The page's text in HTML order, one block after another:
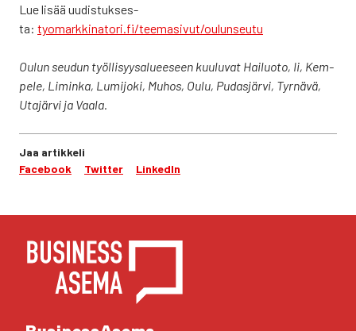
Lue lisää uudis­tuk­ses­
ta: tyomarkkinatori.fi/teemasivut/oulunseutu
Oulun seu­dun työl­li­syy­sa­lu­ee­seen kuu­lu­vat Hai­luo­to, Ii, Kem­
pe­le, Limin­ka, Lumi­jo­ki, Muhos, Oulu, Pudas­jär­vi, Tyr­nä­vä,
Uta­jär­vi ja Vaa­la.
Jaa artikkeli
Facebook
Twitter LinkedIn
YHTEYS­TIE­DOT